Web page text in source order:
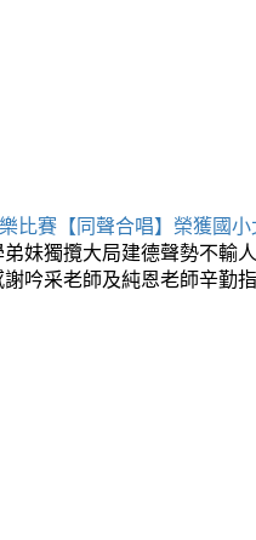
比賽【同聲合唱】榮獲國
妹獨攬大局建德聲勢不輸
吟采老師及純恩老師辛勤